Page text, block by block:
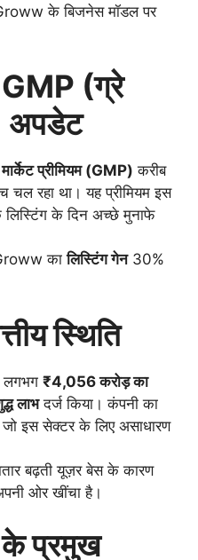
के बिजनेस मॉडल पर
(ग्रे
अपडेट
प्रीमियम (GMP) करीब
चल रहा था। यह प्रीमियम इस
के दिन अच्छे मुनाफे
कालिस्टिंग गेन30%
स्थिति
लगभग ₹4,056 करोड़ का
लाभदर्ज किया। कंपनी का
इस सेक्टर के लिए असाधारण
बढ़ती यूज़र बेस के कारण
ओर खींचा है।
प्रमुख